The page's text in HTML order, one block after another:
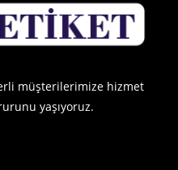
müşterilerimize hizmet
yaşıyoruz.